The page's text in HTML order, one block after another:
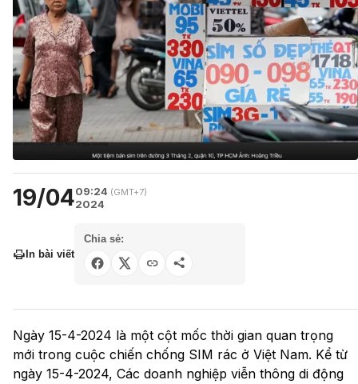
19/0409:24 (GMT+7)
2024
In bài viết
Chia sẻ:
Ngày 15-4-2024 là một cột mốc thời gian quan trọng
mới trong cuộc chiến chống SIM rác ở Việt Nam. Kể từ
ngày 15-4-2024, Các doanh nghiệp viễn thông di động